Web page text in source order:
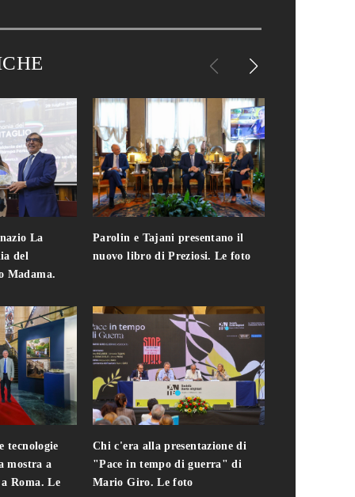
La
del
Madama.
tecnologie
mostra a
Roma. Le
Parolin e Tajani presentano il
nuovo libro di Preziosi. Le foto
Chi c'era alla presentazione di
"Pace in tempo di guerra" di
Mario Giro. Le foto